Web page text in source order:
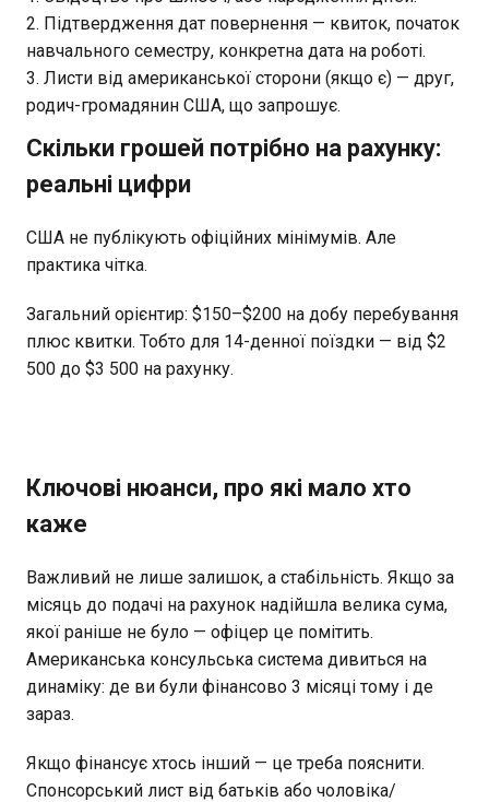
Підтвердження дат повернення — квиток, початок
навчального семестру, конкретна дата на роботі.
Листи від американської сторони (якщо є) — друг,
родич-громадянин США, що запрошує.
Скільки грошей потрібно на рахунку:
реальні цифри
США не публікують офіційних мінімумів. Але
практика чітка.
Загальний орієнтир: $150–$200 на добу перебування
плюс квитки. Тобто для 14-денної поїздки — від $2
500 до $3 500 на рахунку.
Ключові нюанси, про які мало хто
каже
Важливий не лише залишок, а стабільність. Якщо за
місяць до подачі на рахунок надійшла велика сума,
якої раніше не було — офіцер це помітить.
Американська консульська система дивиться на
динаміку: де ви були фінансово 3 місяці тому і де
зараз.
Якщо фінансує хтось інший — це треба пояснити.
Спонсорський лист від батьків або чоловіка/